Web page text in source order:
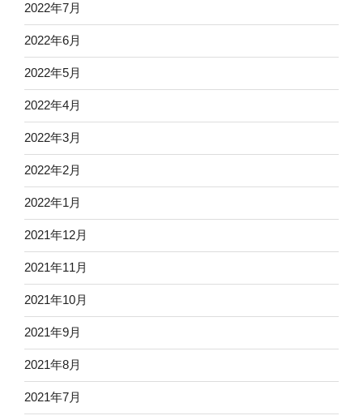
2022年7月
2022年6月
2022年5月
2022年4月
2022年3月
2022年2月
2022年1月
2021年12月
2021年11月
2021年10月
2021年9月
2021年8月
2021年7月